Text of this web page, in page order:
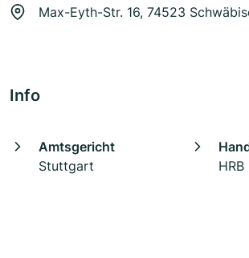
Max-Eyth-Str. 16, 74523
Info
Amtsgericht
Stuttgart